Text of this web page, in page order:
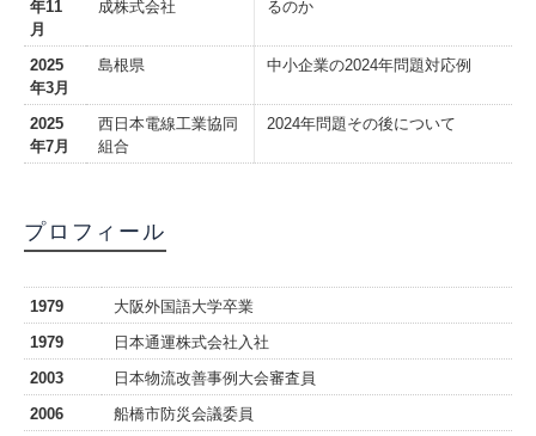
年11
月
成株式会社 るのか
2025
年3月
島根県 中小企業の2024年問題対応例
2025
年7月
西日本電線工業協同
組合
2024年問題その後について
プロフィール
1979
大阪外国語大学卒業
1979
日本通運株式会社入社
2003
日本物流改善事例大会審査員
2006
船橋市防災会議委員